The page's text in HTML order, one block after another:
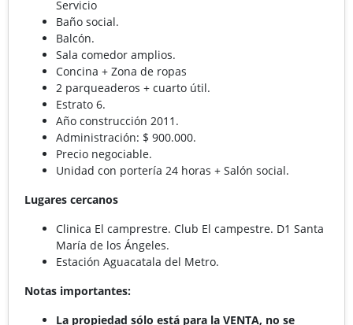
Servicio
Baño social.
Balcón.
Sala comedor amplios.
Concina + Zona de ropas
2 parqueaderos + cuarto útil.
Estrato 6.
Año construcción 2011.
Administración: $ 900.000.
Precio negociable.
Unidad con portería 24 horas + Salón social.
Lugares cercanos
Clinica El camprestre. Club El campestre. D1 Santa
María de los Ángeles.
Estación Aguacatala del Metro.
Notas importantes:
La propiedad sólo está para la VENTA, no se